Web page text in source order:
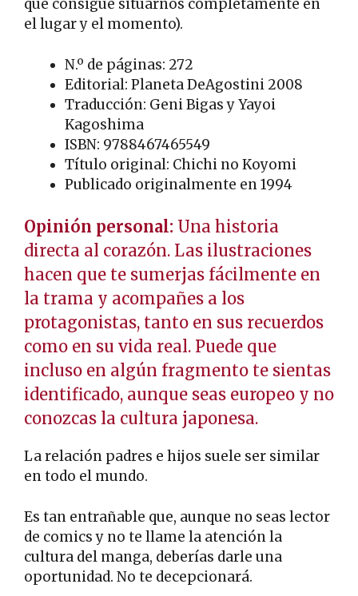
que consigue situarnos completamente en
el lugar y el momento).
N.º de páginas: 272
Editorial: Planeta DeAgostini 2008
Traducción: Geni Bigas y Yayoi
Kagoshima
ISBN: 9788467465549
Título original: Chichi no Koyomi
Publicado originalmente en 1994
Opinión personal: Una historia
directa al corazón. Las ilustraciones
hacen que te sumerjas fácilmente en
la trama y acompañes a los
protagonistas, tanto en sus recuerdos
como en su vida real. Puede que
incluso en algún fragmento te sientas
identificado, aunque seas europeo y no
conozcas la cultura japonesa.
La relación padres e hijos suele ser similar
en todo el mundo.
Es tan entrañable que, aunque no seas lector
de comics y no te llame la atención la
cultura del manga, deberías darle una
oportunidad. No te decepcionará.